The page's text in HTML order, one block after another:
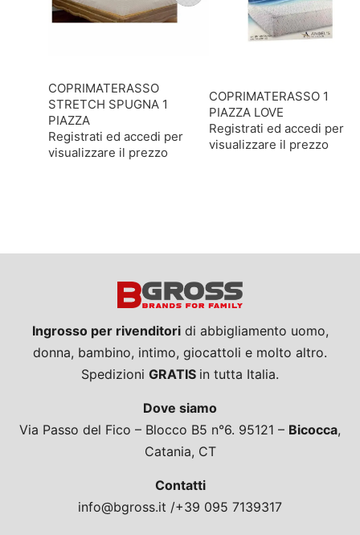
COPRIMATERASSO
STRETCH SPUGNA 1
PIAZZA
Registrati ed accedi per
visualizzare il prezzo
COPRIMATERASSO 1
PIAZZA LOVE
Registrati ed accedi per
visualizzare il prezzo
Ingrosso per rivenditoridi abbigliamento uomo,
donna, bambino, intimo, giocattoli e molto altro.
Spedizioni GRATIS in tutta Italia.
Dove siamo
Via Passo del Fico – Blocco B5 n°6. 95121 – Bicocca,
Catania, CT
Contatti
info@bgross.it /+39 095 7139317